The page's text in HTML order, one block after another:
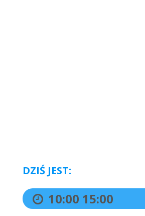
DZIŚ JEST:
10:00 15:00